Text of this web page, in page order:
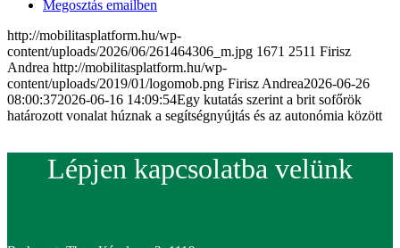
Megosztás emailben
http://mobilitasplatform.hu/wp-
content/uploads/2026/06/261464306_m.jpg 1671 2511 Firisz
Andrea http://mobilitasplatform.hu/wp-
content/uploads/2019/01/logomob.png Firisz Andrea2026-06-26
08:00:372026-06-16 14:09:54Egy kutatás szerint a brit sofőrök
határozott vonalat húznak a segítségnyújtás és az autonómia között
Lépjen kapcsolatba velünk